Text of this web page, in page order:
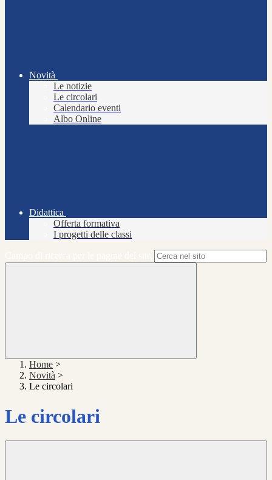
Novità
Le notizie
Le circolari
Calendario eventi
Albo Online
Didattica
Offerta formativa
I progetti delle classi
Home >
Novità >
Le circolari
Le circolari